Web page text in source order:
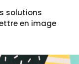
solutions
en image